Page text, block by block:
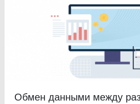
Обмен данными между